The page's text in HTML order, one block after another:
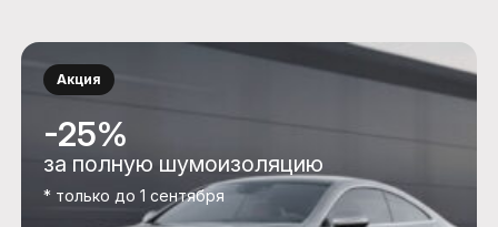
Акция
-25%
за полную шумоизоляцию
* только до 1 сентября